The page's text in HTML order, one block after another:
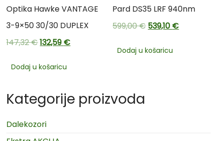
Optika Hawke VANTAGE
3-9×50 30/30 DUPLEX
147,32€132,59 €
Dodaj u košaricu
Pard DS35 LRF 940nm
599,00€539,10 €
Dodaj u košaricu
Kategorije proizvoda
Dalekozori